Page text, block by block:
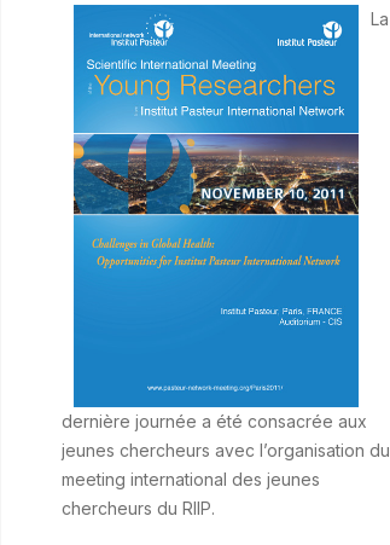
La
dernière journée a été consacrée aux
jeunes chercheurs avec l’organisation du
meeting international des jeunes
chercheurs du RIIP.